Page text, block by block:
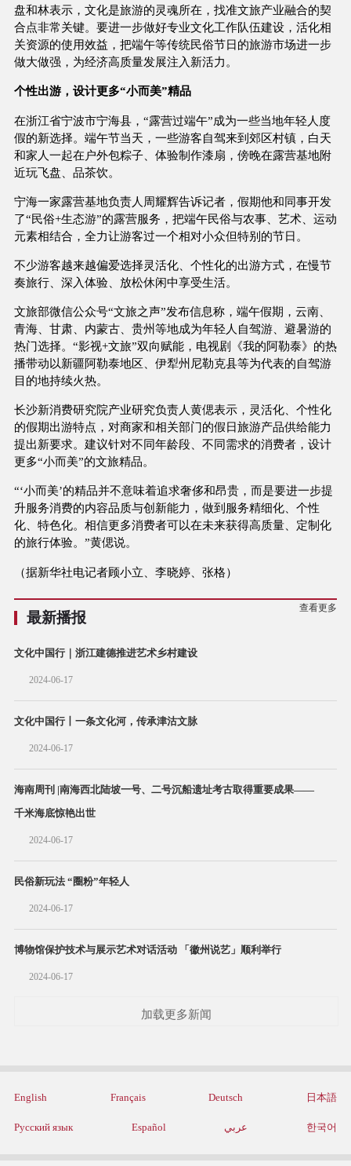
盘和林表示，文化是旅游的灵魂所在，找准文旅产业融合的契
合点非常关键。要进一步做好专业文化工作队伍建设，活化相
关资源的使用效益，把端午等传统民俗节日的旅游市场进一步
做大做强，为经济高质量发展注入新活力。
个性出游，设计更多“小而美”精品
在浙江省宁波市宁海县，“露营过端午”成为一些当地年轻人度
假的新选择。端午节当天，一些游客自驾来到郊区村镇，白天
和家人一起在户外包粽子、体验制作漆扇，傍晚在露营基地附
近玩飞盘、品茶饮。
宁海一家露营基地负责人周耀辉告诉记者，假期他和同事开发
了“民俗+生态游”的露营服务，把端午民俗与农事、艺术、运动
元素相结合，全力让游客过一个相对小众但特别的节日。
不少游客越来越偏爱选择灵活化、个性化的出游方式，在慢节
奏旅行、深入体验、放松休闲中享受生活。
文旅部微信公众号“文旅之声”发布信息称，端午假期，云南、
青海、甘肃、内蒙古、贵州等地成为年轻人自驾游、避暑游的
热门选择。“影视+文旅”双向赋能，电视剧《我的阿勒泰》的热
播带动以新疆阿勒泰地区、伊犁州尼勒克县等为代表的自驾游
目的地持续火热。
长沙新消费研究院产业研究负责人黄偲表示，灵活化、个性化
的假期出游特点，对商家和相关部门的假日旅游产品供给能力
提出新要求。建议针对不同年龄段、不同需求的消费者，设计
更多“小而美”的文旅精品。
“‘小而美’的精品并不意味着追求奢侈和昂贵，而是要进一步提
升服务消费的内容品质与创新能力，做到服务精细化、个性
化、特色化。相信更多消费者可以在未来获得高质量、定制化
的旅行体验。”黄偲说。
（据新华社电记者顾小立、李晓婷、张格）
最新播报
查看更多
文化中国行｜浙江建德推进艺术乡村建设
2024-06-17
文化中国行丨一条文化河，传承津沽文脉
2024-06-17
海南周刊 |南海西北陆坡一号、二号沉船遗址考古取得重要成果——
千米海底惊艳出世
2024-06-17
民俗新玩法 “圈粉”年轻人
2024-06-17
博物馆保护技术与展示艺术对话活动 「徽州说艺」顺利举行
2024-06-17
加载更多新闻
English Français Deutsch 日本語
Русский язык Español عربي 한국어